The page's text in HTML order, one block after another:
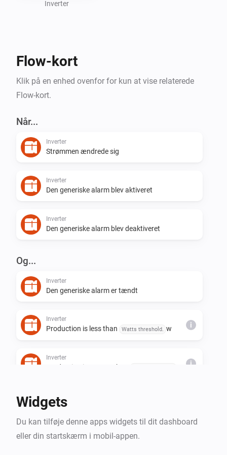
Inverter
Flow-kort
Klik på en enhed ovenfor for kun at vise relaterede
Flow-kort.
Når...
Inverter
Strømmen ændrede sig
Inverter
Den generiske alarm blev aktiveret
Inverter
Den generiske alarm blev deaktiveret
Og...
Inverter
Den generiske alarm er tændt
Inverter
Production is less than Watts threshold. w i
Inverter
Production is greater than i
Widgets
Du kan tilføje denne apps widgets til dit dashboard
eller din startskærm i mobil-appen.